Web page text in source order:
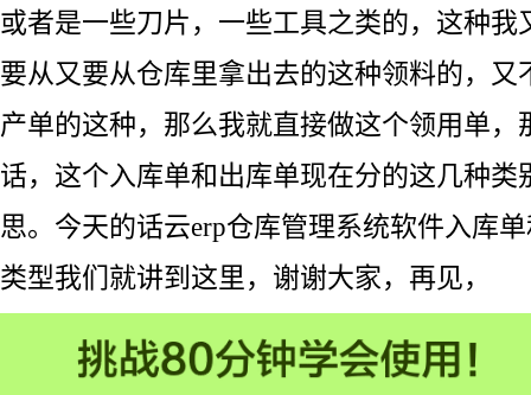
或者是一些刀片，一些工具之类的，这种我
要从又要从仓库里拿出去的这种领料的，又
产单的这种，那么我就直接做这个领用单，
话，这个入库单和出库单现在分的这几种类
思。今天的话云erp仓库管理系统软件入库
类型我们就讲到这里，谢谢大家，再见，